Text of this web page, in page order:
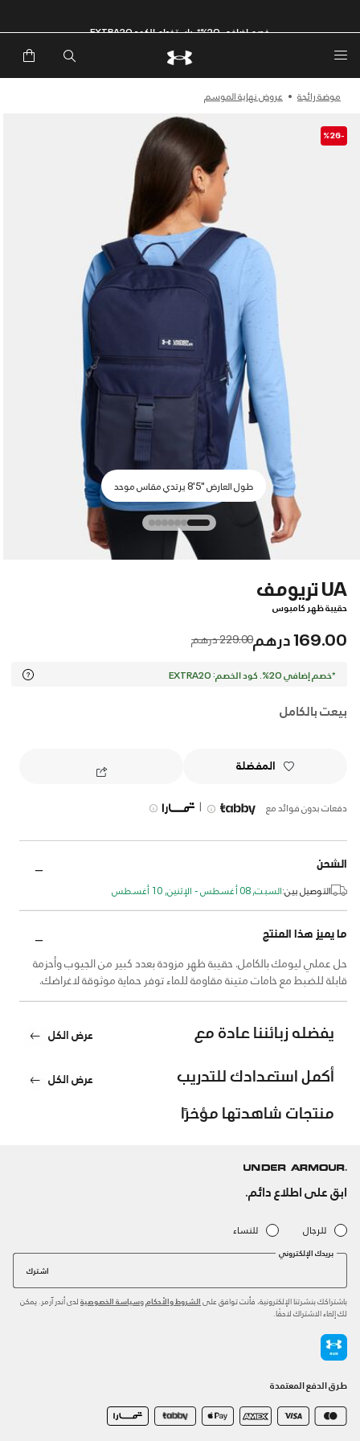
موضة رائجة عروض نهاية الموسم
-%26
طول العارض "5'8 يرتدي مقاس موحد
UA تريومف
حقيبة ظهر كامبوس
169.00 درهم Price reduced from
229.00 درهم to
*خصم إضافي 20%. كود الخصم: EXTRA20
بيعت بالكامل
المفضلة
دفعات بدون فوائد مع |
الشحن
التوصيل بين:السبت, 08 أغسطس - الإثنين, 10 أغسطس
ما يميز هذا المنتج
حل عملي ليومك بالكامل. حقيبة ظهر مزودة بعدد كبير من الجيوب وأحزمة
قابلة للضبط مع خامات متينة مقاومة للماء توفر حماية موثوقة لاغراضك.
يفضله زبائننا عادة مع عرض الكل
أكمل استعدادك للتدريب عرض الكل
منتجات شاهدتها مؤخرًا
ابق على اطلاع دائم.
للرجال للنساء
بريدك الإلكتروني
اشترك
باشتراكك بنشرتنا الإلكترونية، فأنت توافق على الشروط والأحكام وسياسة الخصوصية لدى أندر آرمر. يمكن
لك إلغاء الاشتراك لاحقًا.
طرق الدفع المعتمدة